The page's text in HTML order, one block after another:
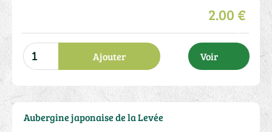
2.00 €
Ajouter Voir
Aubergine japonaise de la Levée